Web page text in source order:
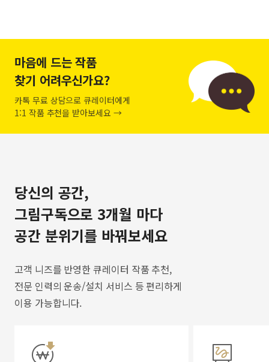
마음에 드는 작품
찾기 어려우신가요?
카톡 무료 상담으로 큐레이터에게
1:1 작품 추천을 받아보세요 →
당신의 공간,
그림구독으로 3개월 마다
공간 분위기를 바꿔보세요
고객 니즈를 반영한 큐레이터 작품 추천,
전문 인력의 운송/설치 서비스 등 편리하게
이용 가능합니다.